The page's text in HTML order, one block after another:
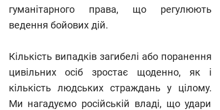
гуманітарного права, що регулюють
ведення бойових дій.
Кількість випадків загибелі або поранення
цивільних осіб зростає щоденно, як і
кількість людських страждань у цілому.
Ми нагадуємо російській владі, що удари